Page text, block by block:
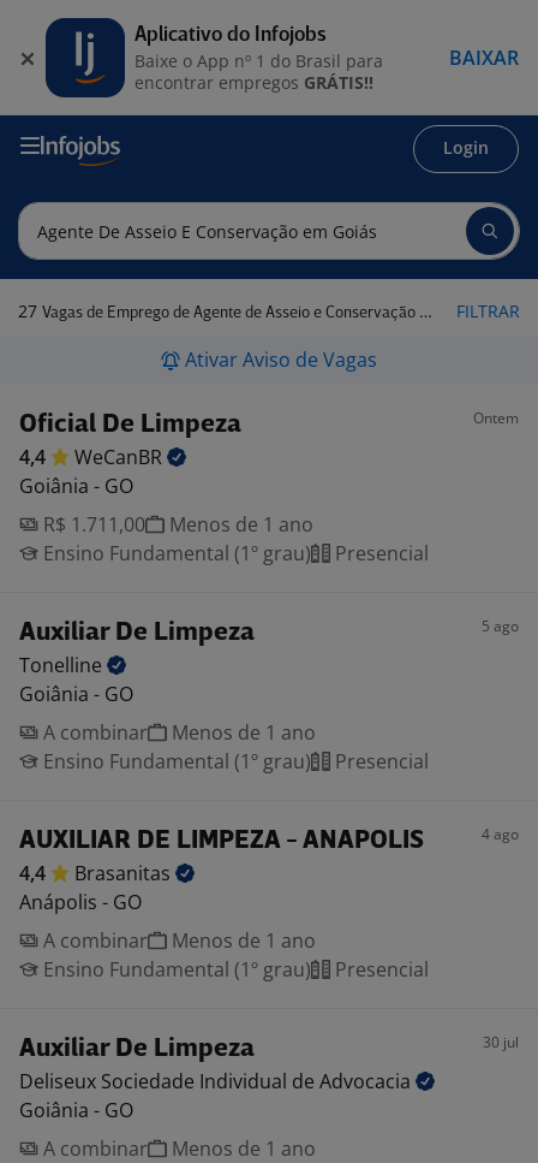
Login
27 Vagas de Emprego de Agente de Asseio e Conservação em Goiás FILTRAR
Ativar Aviso de Vagas
Oficial De Limpeza Ontem
4,4
WeCanBR
Goiânia - GO
R$ 1.711,00
Menos de 1 ano
Ensino Fundamental (1º grau)
Presencial
Auxiliar De Limpeza 5 ago
Tonelline
Goiânia - GO
A combinar
Menos de 1 ano
Ensino Fundamental (1º grau)
Presencial
AUXILIAR DE LIMPEZA - ANAPOLIS 4 ago
4,4
Brasanitas
Anápolis - GO
A combinar
Menos de 1 ano
Ensino Fundamental (1º grau)
Presencial
Auxiliar De Limpeza 30 jul
Deliseux Sociedade Individual de Advocacia
Goiânia - GO
A combinar
Menos de 1 ano
Aplicativo do Infojobs
Baixe o App nº 1 do Brasil para
encontrar empregos GRÁTIS!!
BAIXAR